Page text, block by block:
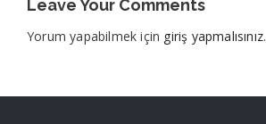
Leave Your Comments
Yorum yapabilmek için giriş yapmalısınız.